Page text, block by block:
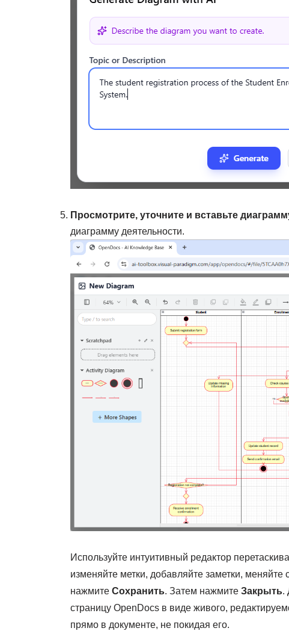
Просмотрите, уточните и вставьте
диаграмму деятельности.
Используйте интуитивный редактор
изменяйте метки, добавляйте заметки, меняйте
нажмите Сохранить. Затем нажмите Закрыть.
страницу OpenDocs в виде живого,
прямо в документе, не покидая его.